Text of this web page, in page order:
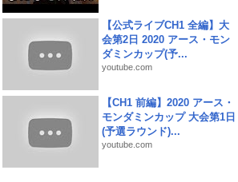
【公式ライブCH1 全編】大
会第2日 2020 アース・モン
ダミンカップ(予...
youtube.com
【CH1 前編】2020 アース・
モンダミンカップ 大会第1日
(予選ラウンド)...
youtube.com